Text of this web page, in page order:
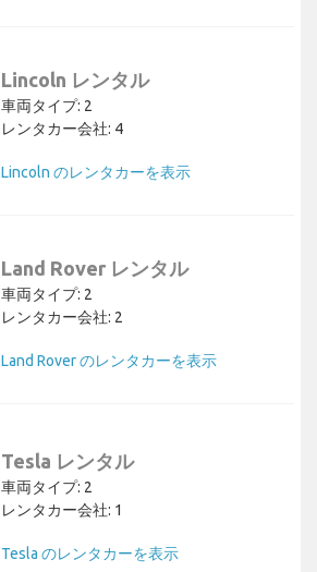
Lincoln レンタル
車両タイプ: 2
レンタカー会社: 4
Lincoln のレンタカーを表示
Land Rover レンタル
車両タイプ: 2
レンタカー会社: 2
Land Rover のレンタカーを表示
Tesla レンタル
車両タイプ: 2
レンタカー会社: 1
Tesla のレンタカーを表示